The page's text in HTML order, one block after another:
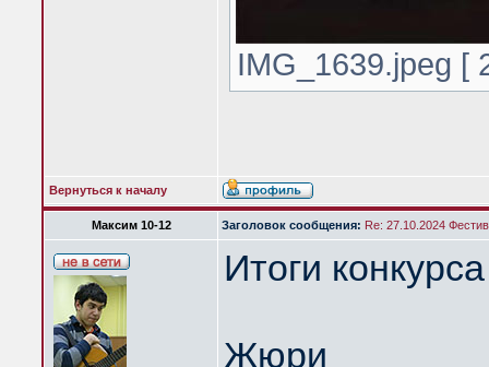
IMG_1639.jpeg [
Вернуться к началу
Максим 10-12 Заголовок сообщения: Re: 27.10.2024
Итоги конкурса
Жюри